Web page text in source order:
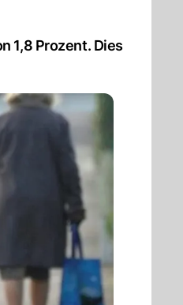
1,8 Prozent. Dies